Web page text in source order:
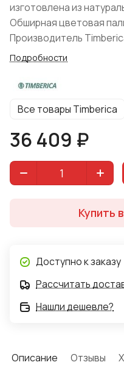
изготовлена из
Обширная цветовая
Производитель
разобранном виде.
используется
Матрас и текстиль не
ножках кроватей
ножки прикручиваются
предусмотрены.
Подробности
Все товары Timberica
36 409 ₽
Купить
Доступно к заказу
Рассчитать
Нашли дешевле?
Описание Отзывы